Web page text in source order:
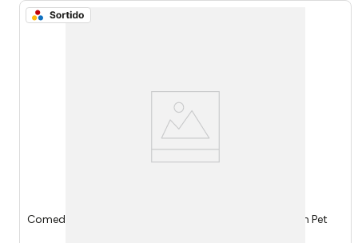
Comedouro Melamina Sortido 300ml PET74 - Western Pet